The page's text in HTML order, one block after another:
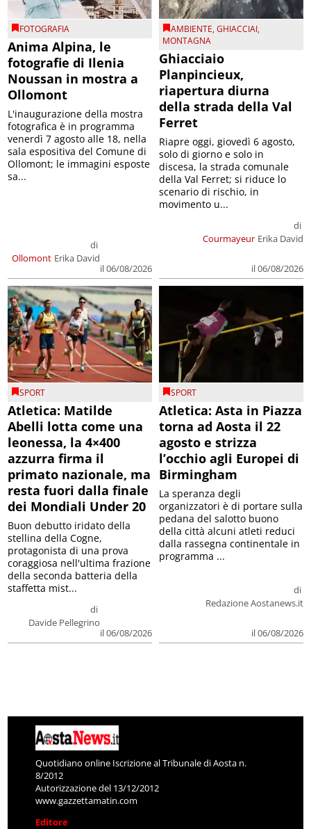
FOTOGRAFIA
Anima Alpina, le
fotografie di Ilenia
Noussan in mostra a
Ollomont
Ollomont
di
Erika David
il 06/08/2026
L'inaugurazione della mostra
fotografica è in programma
venerdì 7 agosto alle 18, nella
sala espositiva del Comune di
Ollomont; le immagini esposte
sa...
AMBIENTE,GHIACCIAI,
MONTAGNA
Ghiacciaio
Planpincieux,
riapertura diurna
della strada della Val
Ferret
Courmayeur
di
Erika David
il 06/08/2026
Riapre oggi, giovedì 6 agosto,
solo di giorno e solo in
discesa, la strada comunale
della Val Ferret; si riduce lo
scenario di rischio, in
movimento u...
SPORT
Atletica: Matilde
Abelli lotta come una
leonessa, la 4×400
azzurra firma il
primato nazionale, ma
resta fuori dalla finale
dei Mondiali Under 20
di
Davide Pellegrino
il 06/08/2026
Buon debutto iridato della
stellina della Cogne,
protagonista di una prova
coraggiosa nell'ultima frazione
della seconda batteria della
staffetta mist...
SPORT
Atletica: Asta in Piazza
torna ad Aosta il 22
agosto e strizza
l’occhio agli Europei di
Birmingham
di
Redazione Aostanews.it
il 06/08/2026
La speranza degli
organizzatori è di portare sulla
pedana del salotto buono
della città alcuni atleti reduci
dalla rassegna continentale in
programma ...
Quotidiano online Iscrizione al Tribunale di Aosta n.
8/2012
Autorizzazione del 13/12/2012
www.gazzettamatin.com
Editore